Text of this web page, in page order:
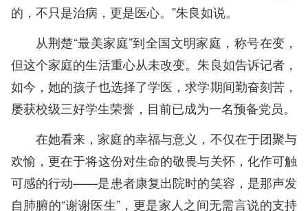
的，不只是治病，更是医心。”朱良如说。
从荆楚“最美家庭”到全国文明家庭，称号在变，
但这个家庭的生活重心从未改变。朱良如告诉记者，
如今，她的孩子也选择了学医，求学期间勤奋刻苦，
屡获校级三好学生荣誉，目前已成为一名预备党员。
在她看来，家庭的幸福与意义，不仅在于团聚与
欢愉，更在于将这份对生命的敬畏与关怀，化作可触
可感的行动——是患者康复出院时的笑容，是那声发
自肺腑的“谢谢医生”，更是家人之间无需言说的支持